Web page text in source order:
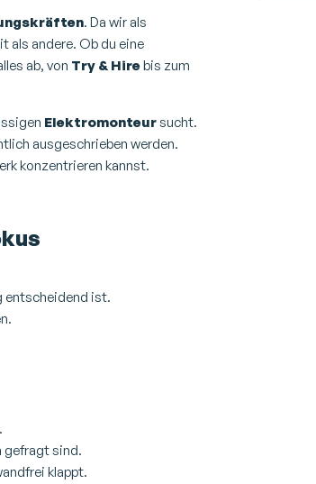
. Da wir als
als andere. Ob du eine
ab, von Try & Hirebis zum
Elektromonteursucht.
ausgeschrieben werden.
konzentrieren kannst.
entscheidend ist.
gefragt sind.
klappt.